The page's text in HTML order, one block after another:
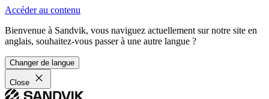
Accéder au contenu
Bienvenue à Sandvik, vous naviguez actuellement sur notre site en
anglais, souhaitez-vous passer à une autre langue ?
Changer de langue
Close